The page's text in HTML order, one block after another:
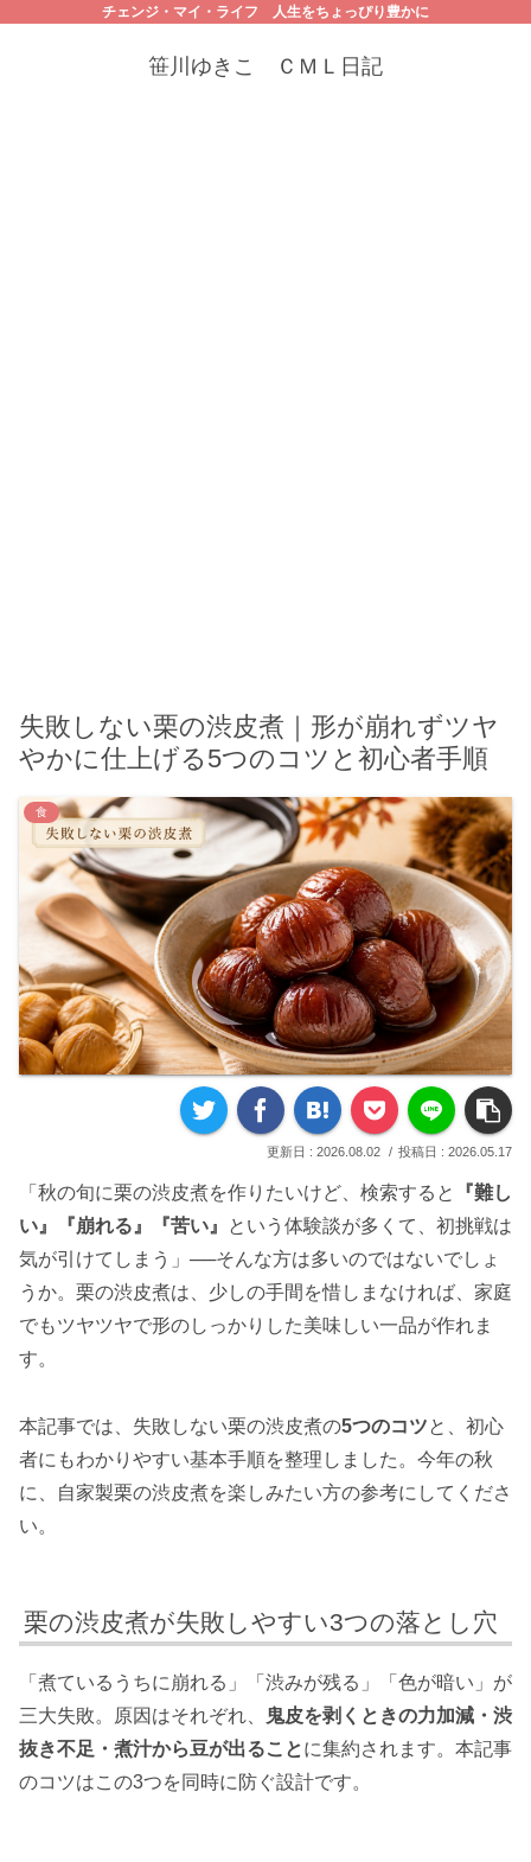
チェンジ・マイ・ライフ 人生をちょっぴり豊かに
笹川ゆきこ ＣＭＬ日記
失敗しない栗の渋皮煮｜形が崩れずツヤ
やかに仕上げる5つのコツと初心者手順
食
2026.08.02 2026.05.17
「秋の旬に栗の渋皮煮を作りたいけど、検索すると
『難し
い』『崩れる』『苦い』
という体験談が多くて、初挑戦は
気が引けてしまう」──そんな方は多いのではないでしょ
うか。栗の渋皮煮は、少しの手間を惜しまなければ、家庭
でもツヤツヤで形のしっかりした美味しい一品が作れま
す。
本記事では、失敗しない栗の渋皮煮の5つのコツと、初心
者にもわかりやすい基本手順を整理しました。今年の秋
に、自家製栗の渋皮煮を楽しみたい方の参考にしてくださ
い。
栗の渋皮煮が失敗しやすい3つの落とし穴
「煮ているうちに崩れる」「渋みが残る」「色が暗い」が
三大失敗。原因はそれぞれ、
鬼皮を剥くときの力加減・渋
抜き不足・煮汁から豆が出ることに集約されます。本記事
のコツはこの3つを同時に防ぐ設計です。